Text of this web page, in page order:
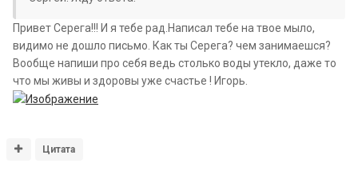
Привет Серега!!! И я тебе рад.Написал тебе на твое мыло,
видимо не дошло письмо. Как ты Серега? чем занимаешся?
Вообще напиши про себя ведь столько воды утекло, даже то
что мы живы и здоровы уже счастье ! Игорь.
Цитата